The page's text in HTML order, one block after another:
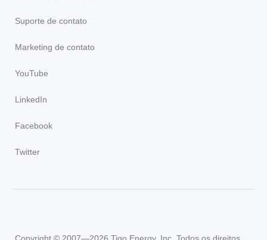
Suporte de contato
Marketing de contato
YouTube
LinkedIn
Facebook
Twitter
Copyright © 2007—2026 Tigo Energy, Inc. Todos os direitos